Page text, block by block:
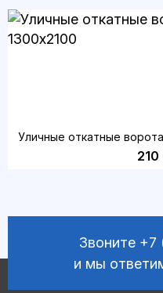
Уличные откатные
210
Звоните +7
и мы